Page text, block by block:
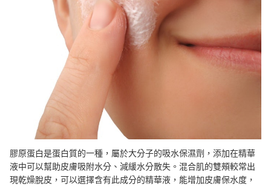
膠原蛋白是蛋白質的一種，屬於大分子的吸水保濕劑，添加在精華
液中可以幫助皮膚吸附水分、減緩水分散失。混合肌的雙頰較常出
現乾燥脫皮，可以選擇含有此成分的精華液，能增加皮膚保水度，